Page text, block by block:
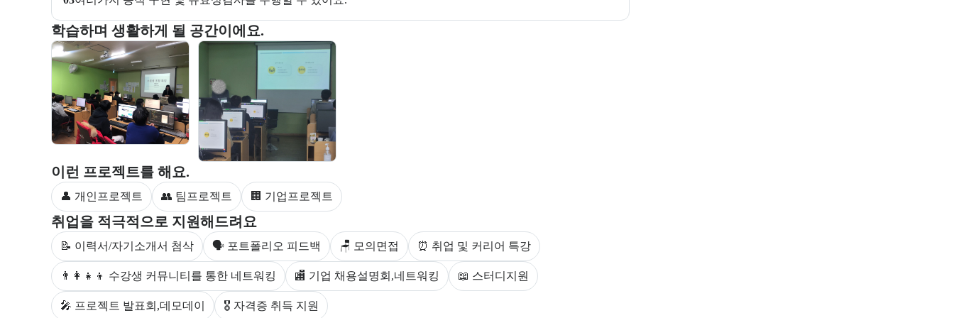
학습하며 생활하게 될 공간이에요.
부트캠프 교육 환경 사진을 목록으로 보여준다.
교육 환경 사진 목록
이런 프로젝트를 해요.
부트캠프 과정에서 진행하는 프로젝트 유형을 안내한다.
👤 개인프로젝트 👥 팀프로젝트 🏢 기업프로젝트
취업을 적극적으로 지원해드려요
부트캠프 수강생을 대상으로 제공되는 취업 지원 서비스를 안내한다.
📝 이력서/자기소개서 첨삭 🗣 포트폴리오 피드백 🪑 모의면접 ⏰ 취업 및 커리어 특강
👨‍👩‍👧‍👦 수강생 커뮤니티를 통한 네트워킹 🏬 기업 채용설명회,네트워킹 📖 스터디지원
🎤 프로젝트 발표회,데모데이 🎖 자격증 취득 지원